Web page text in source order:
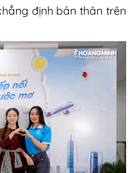
định bản thân trên